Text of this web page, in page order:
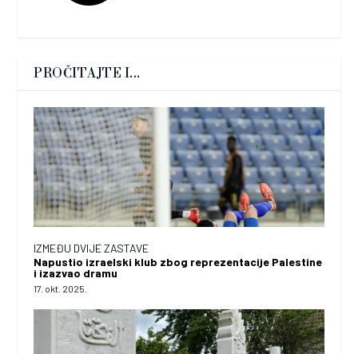
PROČITAJTE I...
IZMEĐU DVIJE ZASTAVE
Napustio izraelski klub zbog reprezentacije Palestine
i izazvao dramu
17. okt. 2025.